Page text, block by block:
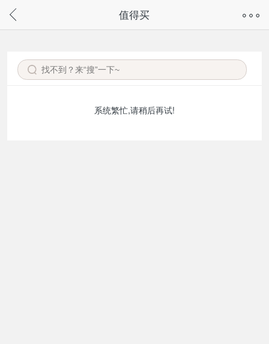
请通过微信或支付宝搜“奇兔客小程序”访问
值得买
系统繁忙,请稍后再试!